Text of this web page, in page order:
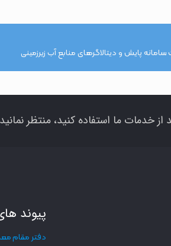
از خدمات ما استفاده کنید، منتظر
پیوند
دفتر مقام